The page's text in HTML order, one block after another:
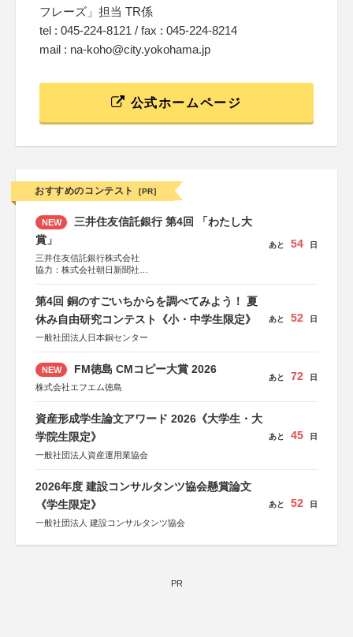
フレーズ」担当 TR係
tel : 045-224-8121 / fax : 045-224-8214
mail : na-koho@city.yokohama.jp
公式ホームページ
おすすめのコンテスト [PR]
NEW
三井住友信託銀行 第4回 「わたし大
賞」
三井住友信託銀行株式会社
協力：株式会社朝日新聞社
あと 54 日
第4回 銅のすごいちからを調べてみよう！ 夏
休み自由研究コンテスト《小・中学生限定》
一般社団法人日本銅センター
あと 52 日
NEW FM徳島 CMコピー大賞 2026
株式会社エフエム徳島
あと 72 日
資産形成学生論文アワード 2026《大学生・大
学院生限定》
一般社団法人資産運用業協会
あと 45 日
2026年度 建設コンサルタンツ協会懸賞論文
《学生限定》
一般社団法人 建設コンサルタンツ協会
あと 52 日
PR